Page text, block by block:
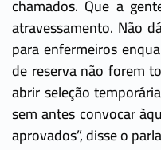
chamados. Que a
atravessamento. Não
para enfermeiros
de reserva não forem
abrir seleção
sem antes convocar
aprovados”, disse o